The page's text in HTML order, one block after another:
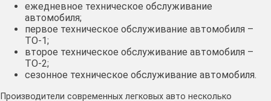
ежедневное техническое обслуживание
автомобиля;
первое техническое обслуживание автомобиля –
ТО-1;
второе техническое обслуживание автомобиля –
ТО-2;
сезонное техническое обслуживание автомобиля.
Производители современных легковых авто несколько